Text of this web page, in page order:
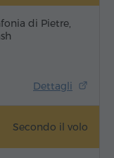
di Pietre,
Dettagli
Secondo il volo